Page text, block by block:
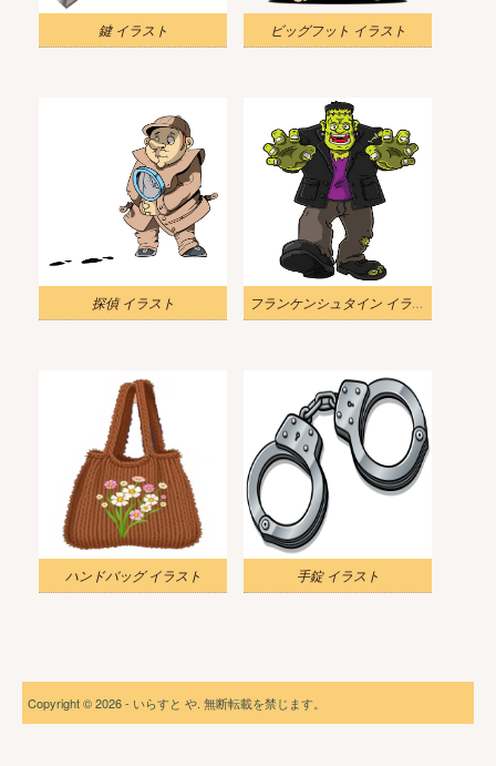
鍵 イラスト ビッグフット イラスト
探偵 イラスト フランケンシュタイン イラスト
ハンドバッグ イラスト 手錠 イラスト
Copyright © 2026 - いらすと や. 無断転載を禁じます。